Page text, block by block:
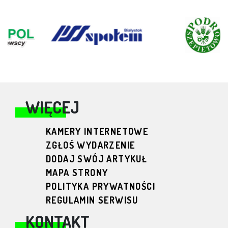
WIĘCEJ
KAMERY INTERNETOWE
ZGŁOŚ WYDARZENIE
DODAJ SWÓJ ARTYKUŁ
MAPA STRONY
POLITYKA PRYWATNOŚCI
REGULAMIN SERWISU
KONTAKT